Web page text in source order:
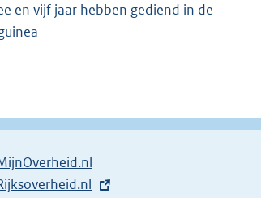
en vijf jaar hebben gediend in de